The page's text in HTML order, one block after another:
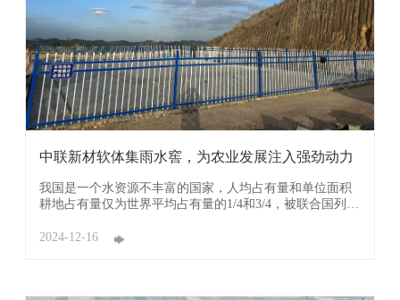
中联新材软体集雨水窖，为农业发展注入强劲动力
我国是一个水资源不丰富的国家，人均占有量和单位面积
耕地占有量仅为世界平均占有量的1/4和3/4，被联合国列为
衡，南北方相差十分悬殊。特别进入20世纪90年代以来，
2024-12-16